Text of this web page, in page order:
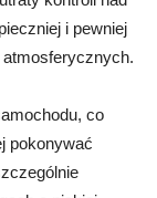
i pewniej
atmosferycznych.
co
pokonywać